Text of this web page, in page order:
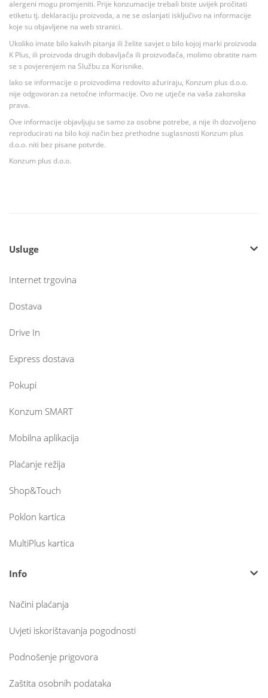
alergeni mogu promjeniti. Prije konzumacije trebali biste uvijek pročitati
etiketu tj. deklaraciju proizvoda, a ne se oslanjati isključivo na informacije
koje su objavljene na web stranici.
Ukoliko imate bilo kakvih pitanja ili želite savjet o bilo kojoj marki proizvoda
K Plus, ili proizvoda drugih dobavljača ili proizvođača, molimo obratite nam
se s povjerenjem na Službu za Korisnike.
Iako se informacije o proizvodima redovito ažuriraju, Konzum plus d.o.o.
nije odgovoran za netočne informacije. Ovo ne utječe na vaša zakonska
prava.
Ove informacije objavljuju se samo za osobne potrebe, a nije ih dozvoljeno
reproducirati na bilo koji način bez prethodne suglasnosti Konzum plus
d.o.o. niti bez pisane potvrde.
Konzum plus d.o.o.
Usluge
Internet trgovina
Dostava
Drive In
Express dostava
Pokupi
Konzum SMART
Mobilna aplikacija
Plaćanje režija
Shop&Touch
Poklon kartica
MultiPlus kartica
Info
Načini plaćanja
Uvjeti iskorištavanja pogodnosti
Podnošenje prigovora
Zaštita osobnih podataka